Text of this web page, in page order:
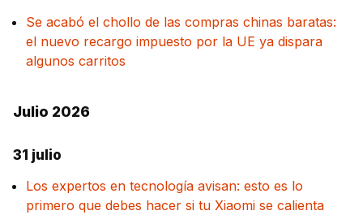
Se acabó el chollo de las compras chinas baratas:
el nuevo recargo impuesto por la UE ya dispara
algunos carritos
Julio 2026
31 julio
Los expertos en tecnología avisan: esto es lo
primero que debes hacer si tu Xiaomi se calienta